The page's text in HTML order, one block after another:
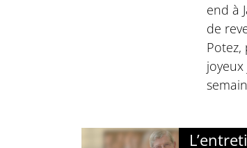
end à
de
Potez,